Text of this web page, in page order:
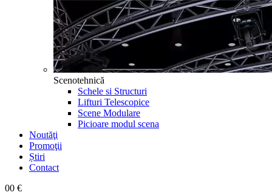
Scenotehnică
Schele si Structuri
Lifturi Telescopice
Scene Modulare
Picioare modul scena
Noutăţi
Promoţii
Știri
Contact
00 €